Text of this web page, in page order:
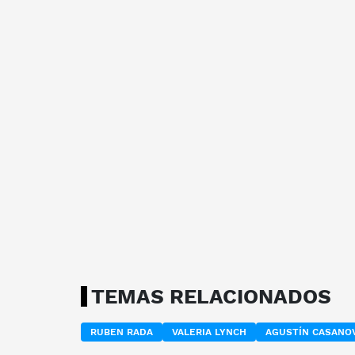
TEMAS RELACIONADOS
RUBEN RADA VALERIA LYNCH AGUSTÍN